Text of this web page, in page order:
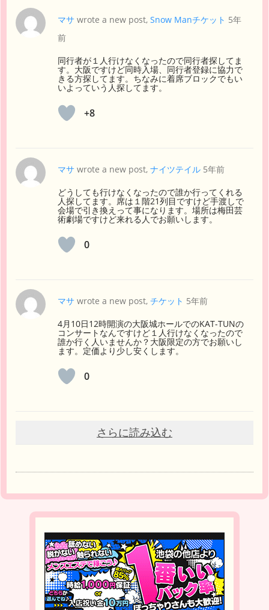
マサ wrote a new post, Snow Manチケット 5年
前
同行者が１人行けなくなったので同行者探してま
す。大阪ですけど同時入場、同行者登録に協力で
きる方探してます。ちなみに着席ブロックでもい
いよっていう人探してます。
+8
マサ wrote a new post, ナイツテイル 5年前
どうしても行けなくなったので誰か行ってくれる
人探してます。席は１階21列目ですけど手渡しで
会場で引き換えって事になります。場所は梅田芸
術劇場ですけど来れる人でお願いします。
0
マサ wrote a new post, チケット 5年前
4月10日12時開演の大阪城ホールでのKAT-TUNの
コンサートなんですけど１人行けなくなったので
誰か行く人いませんか？大阪限定の方でお願いし
ます。定価より少し安くします。
0
さらに読み込む